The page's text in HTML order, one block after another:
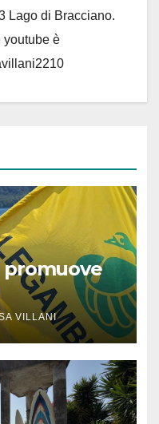
Lago di Bracciano.
youtube è
promuove
VILLANI